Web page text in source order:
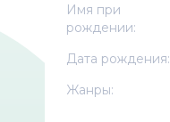
Имя при
рождении:
Дата рождения:
Жанры: